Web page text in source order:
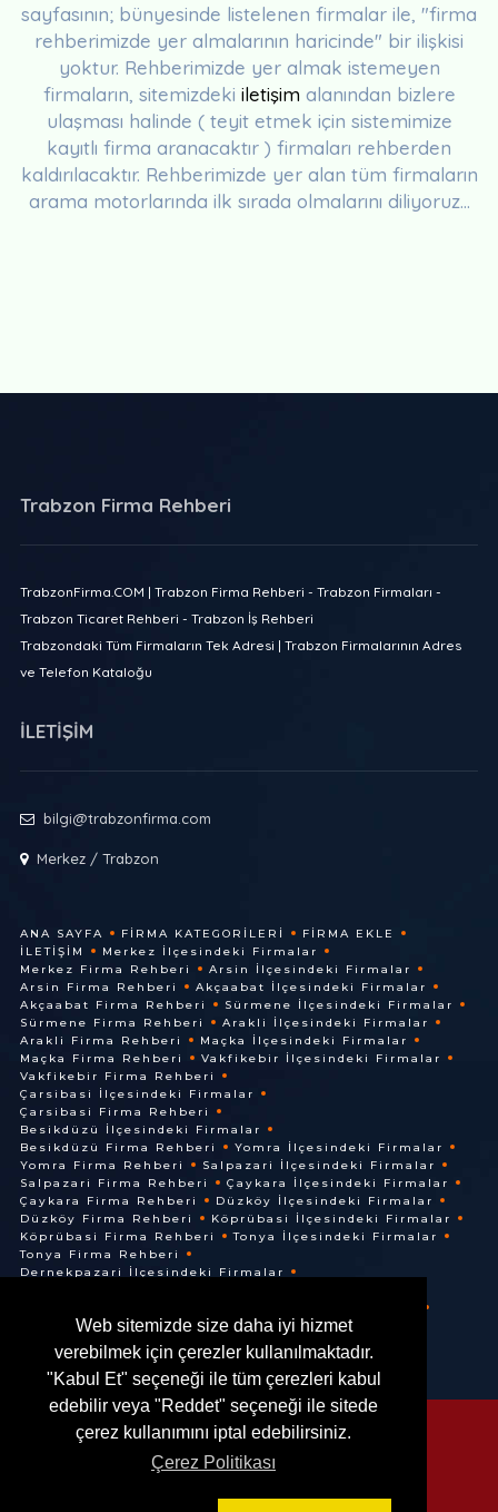
Web sitemizde size daha iyi hizmet
verebilmek için çerezler kullanılmaktadır.
"Kabul Et" seçeneği ile tüm çerezleri kabul
edebilir veya "Reddet" seçeneği ile sitede
çerez kullanımını iptal edebilirsiniz.
Çerez Politikası
sayfasının; bünyesinde listelenen firmalar ile, "firma
rehberimizde yer almalarının haricinde" bir ilişkisi
yoktur. Rehberimizde yer almak istemeyen
firmaların, sitemizdeki iletişim alanından bizlere
ulaşması halinde ( teyit etmek için sistemimize
kayıtlı firma aranacaktır ) firmaları rehberden
kaldırılacaktır. Rehberimizde yer alan tüm firmaların
arama motorlarında ilk sırada olmalarını diliyoruz...
Trabzon Firma Rehberi
TrabzonFirma.COM | Trabzon Firma Rehberi - Trabzon Firmaları -
Trabzon Ticaret Rehberi - Trabzon İş Rehberi
Trabzondaki Tüm Firmaların Tek Adresi | Trabzon Firmalarının Adres
ve Telefon Kataloğu
İLETİŞİM
bilgi@trabzonfirma.com
Merkez / Trabzon
ANA SAYFA FIRMA KATEGORILERI
FIRMA EKLE
İLETIŞIM
Merkez İlçesindeki Firmalar
Merkez Firma Rehberi
Arsin İlçesindeki Firmalar
Arsin Firma Rehberi
Akçaabat İlçesindeki Firmalar
Akçaabat Firma Rehberi
Sürmene İlçesindeki Firmalar
Sürmene Firma Rehberi
Arakli İlçesindeki Firmalar
Arakli Firma Rehberi
Maçka İlçesindeki Firmalar
Maçka Firma Rehberi
Vakfikebir İlçesindeki Firmalar
Vakfikebir Firma Rehberi
Çarsibasi İlçesindeki Firmalar
Çarsibasi Firma Rehberi
Besikdüzü İlçesindeki Firmalar
Besikdüzü Firma Rehberi
Yomra İlçesindeki Firmalar
Yomra Firma Rehberi
Salpazari İlçesindeki Firmalar
Salpazari Firma Rehberi
Çaykara İlçesindeki Firmalar
Çaykara Firma Rehberi
Düzköy İlçesindeki Firmalar
Düzköy Firma Rehberi
Köprübasi İlçesindeki Firmalar
Köprübasi Firma Rehberi
Tonya İlçesindeki Firmalar
Tonya Firma Rehberi
Dernekpazari İlçesindeki Firmalar
Of İlçesindeki Firmalar
Of Firma Rehberi